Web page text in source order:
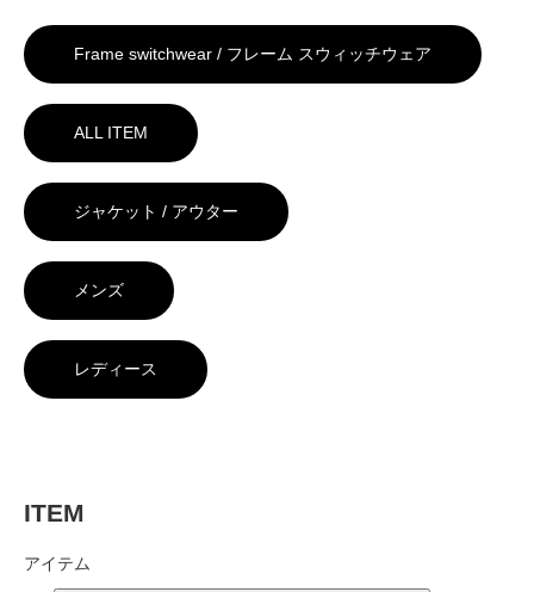
Frame switchwear / フレーム スウィッチウェア
ALL ITEM
ジャケット / アウター
メンズ
レディース
ITEM
アイテム